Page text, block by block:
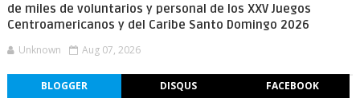
de miles de voluntarios y personal de los XXV Juegos
Centroamericanos y del Caribe Santo Domingo 2026
Unknown Aug 07, 2026
BLOGGER DISQUS FACEBOOK